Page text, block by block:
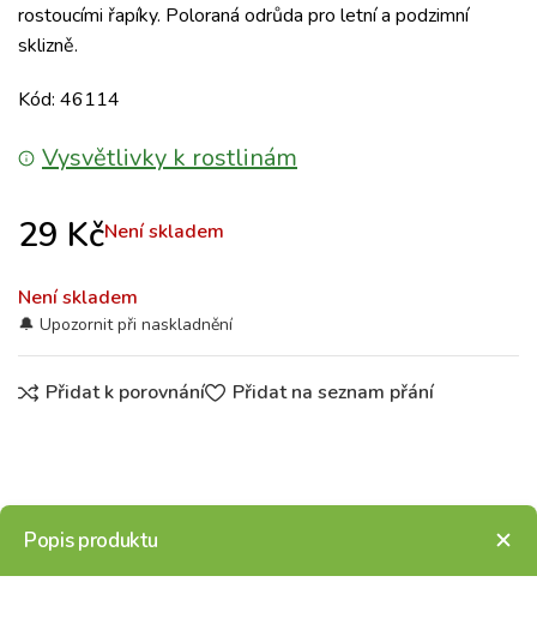
rostoucími řapíky. Poloraná odrůda pro letní a podzimní
sklizně.
Kód: 46114
Vysvětlivky k rostlinám
29 KčNení skladem
Není skladem
Přidat k porovnání Přidat na seznam přání
Popis produktu